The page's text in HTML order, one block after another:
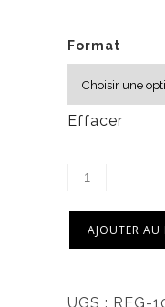
Format
Effacer
AJOUTER AU
UGS : REG-